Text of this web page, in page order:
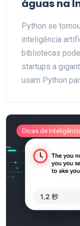
águas na
Python se
inteligência
bibliotecas
startups a
usam Python
Dicas de